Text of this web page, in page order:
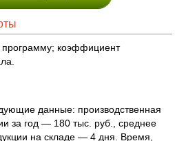
программу; коэффициент
данные: производственная
за год — 180 тыс. руб., среднее
на складе — 4 дня. Время,